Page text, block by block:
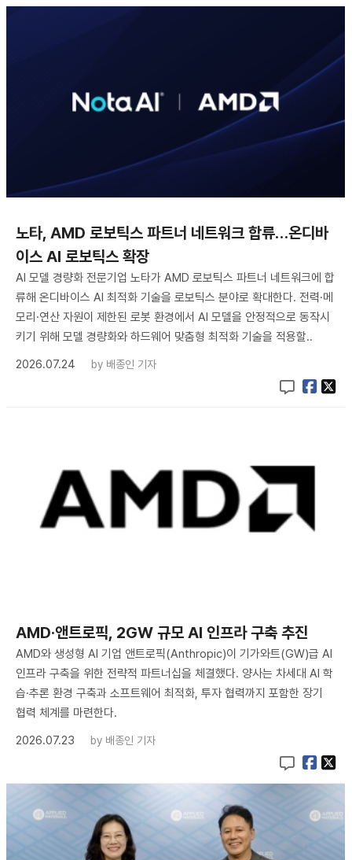
노타, AMD 로보틱스 파트너 네트워크 합류…온디바
이스 AI 로보틱스 확장
AI 모델 경량화 전문기업 노타가 AMD 로보틱스 파트너 네트워크에 합
류해 온디바이스 AI 최적화 기술을 로보틱스 분야로 확대한다. 전력·메
모리·연산 자원이 제한된 로봇 환경에서 AI 모델을 안정적으로 동작시
키기 위해 모델 경량화와 하드웨어 맞춤형 최적화 기술을 적용할..
2026.07.24
by 배종인 기자
AMD·앤트로픽, 2GW 규모 AI 인프라 구축 추진
AMD와 생성형 AI 기업 앤트로픽(Anthropic)이 기가와트(GW)급 AI
인프라 구축을 위한 전략적 파트너십을 체결했다. 양사는 차세대 AI 학
습·추론 환경 구축과 소프트웨어 최적화, 투자 협력까지 포함한 장기
협력 체계를 마련한다.
2026.07.23
by 배종인 기자